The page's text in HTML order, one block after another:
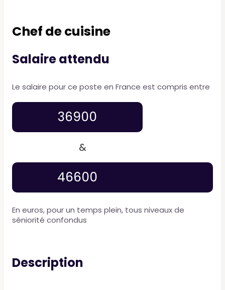
Chef de cuisine
Salaire attendu
Le salaire pour ce poste en France est compris entre
36900
&
46600
En euros, pour un temps plein, tous niveaux de
séniorité confondus
Description